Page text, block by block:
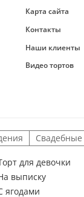
Карта сайта
Контакты
Наши клиенты
Видео тортов
Свадебные
для девочки
выписку
ягодами